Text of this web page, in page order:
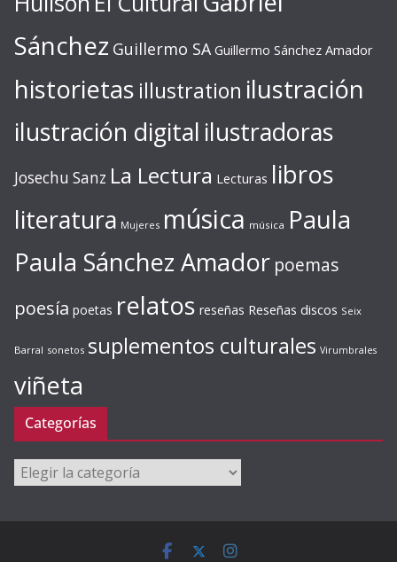
Sánchez Guillermo SA Guillermo Sánchez Amador
historietas illustration ilustración
ilustración digital ilustradoras
Josechu Sanz La Lectura Lecturas libros
literatura Mujeres música música Paula
Paula Sánchez Amador poemas
poesía poetas relatos reseñas Reseñas discos Seix
Barral sonetos suplementos culturales Virumbrales
viñeta
Categorías
Categorías